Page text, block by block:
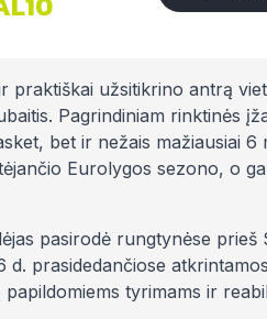
praktiškai užsitikrino antrą
Pagrindiniam rinktinės
bet ir nežais mažiausiai 6
Eurolygos sezono, o
pasirodė rungtynėse prieš
prasidedančiose
tyrimams ir